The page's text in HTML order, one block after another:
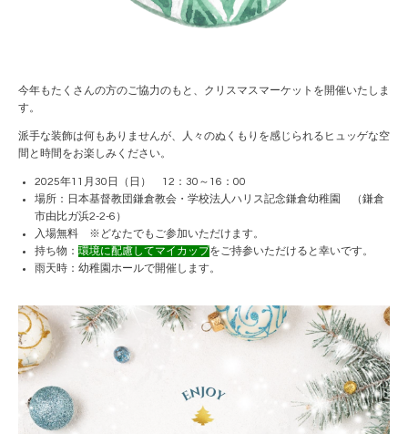
今年もたくさんの方のご協力のもと、クリスマスマーケットを開催いたしま
す。
派手な装飾は何もありませんが、人々のぬくもりを感じられるヒュッゲな空
間と時間をお楽しみください。
2025年11月30日（日） 12：30～16：00
場所：日本基督教団鎌倉教会・学校法人ハリス記念鎌倉幼稚園 （鎌倉
市由比ガ浜2-2-6）
入場無料 ※どなたでもご参加いただけます。
持ち物： 環境に配慮してマイカップをご持参いただけると幸いです。
雨天時：幼稚園ホールで開催します。